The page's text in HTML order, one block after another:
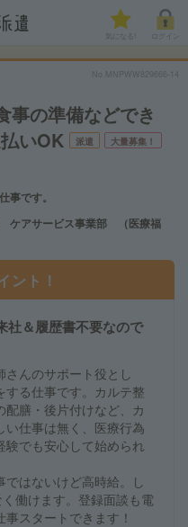
気になる!
No.MNPWW829666-14
事の準備などでき
いOK
派遣 大量募集！
です。
ケアサービス事業部 （医療福
ント！
＆履歴書不要なので
さんのサポート役とし
する仕事です。カルテ整
膳・後片付けなど、カ
い仕事は無く、医療行為
験でも安心して始められ
ではないけど高時給。し
働けます。登録面談も電
スタートできます！